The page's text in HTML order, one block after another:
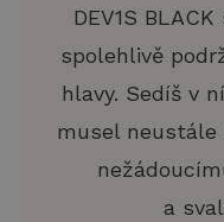
DEV1S
spolehlivě
hlavy. Sedíš v
musel
a